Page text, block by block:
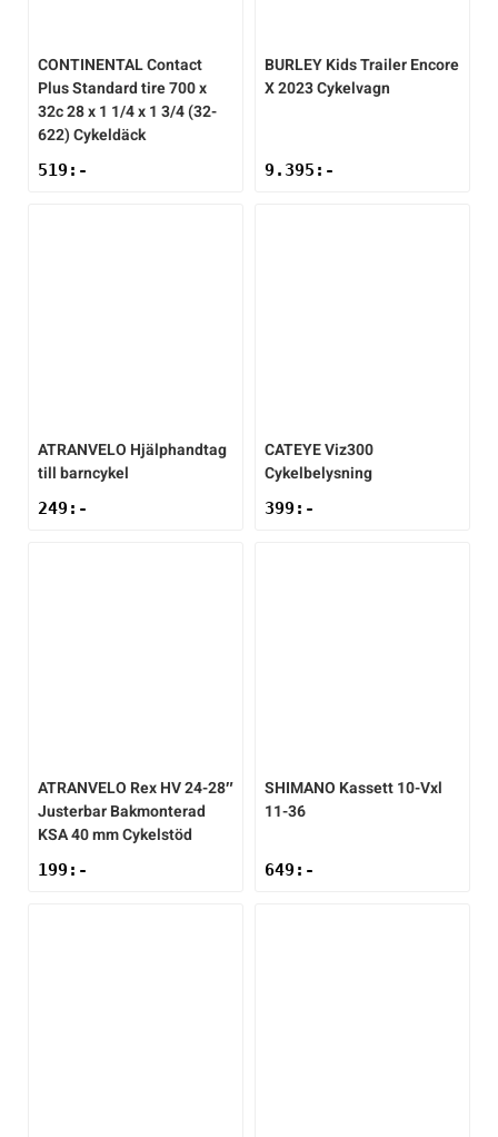
CONTINENTALContact
Plus Standard tire 700 x
32c 28 x 1 1/4 x 1 3/4 (32-
622) Cykeldäck
519 :-
BURLEYKids Trailer Encore
X 2023 Cykelvagn
9.395 :-
ATRANVELO Hjälphandtag
till barncykel
249 :-
CATEYEViz300
Cykelbelysning
399 :-
ATRANVELO Rex HV 24-28″
Justerbar Bakmonterad
KSA 40 mm Cykelstöd
199 :-
SHIMANO Kassett 10-Vxl
11-36
649 :-